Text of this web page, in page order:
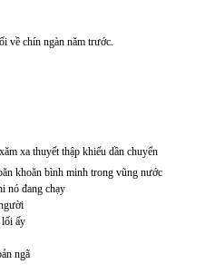
về chín ngàn năm trước.
xa thuyết thập khiếu dần chuyển
khoăn bình minh trong vũng nước
nó đang chạy
lối ấy
ngã